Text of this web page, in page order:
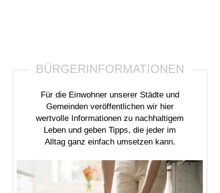
Für die Einwohner unserer Städte und
Gemeinden veröffentlichen wir hier
wertvolle Informationen zu nachhaltigem
Leben und geben Tipps, die jeder im
Alltag ganz einfach umsetzen kann.